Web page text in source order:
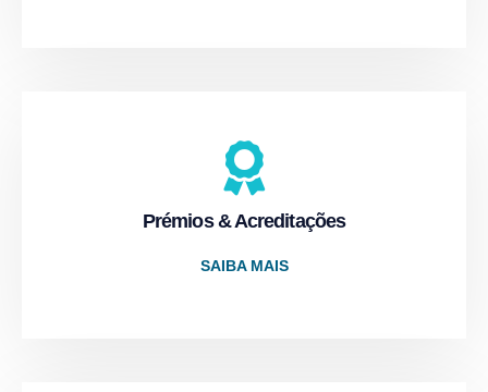
Prémios & Acreditações
SAIBA MAIS